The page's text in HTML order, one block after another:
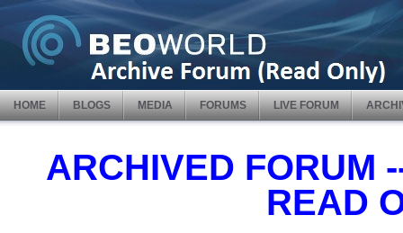
HOME BLOGS MEDIA FORUMS LIVE FORUM
ARCHIVED FORUM
READ